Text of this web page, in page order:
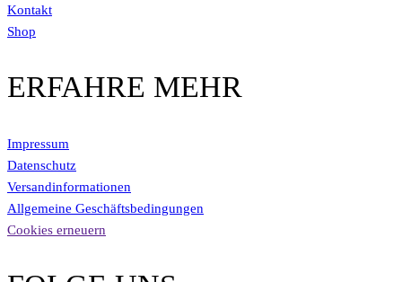
Kontakt
Shop
ERFAHRE MEHR
Impressum
Datenschutz
Versandinformationen
Allgemeine Geschäftsbedingungen
Cookies erneuern